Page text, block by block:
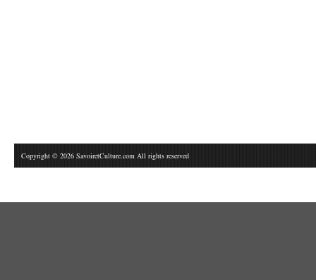
Copyright © 2026 SavoiretCulture.com All rights reserved